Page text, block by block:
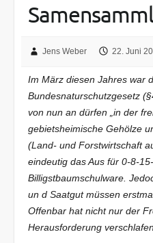
Jens Weber 22. Juni
Im März diesen Jahres war
Bundesnaturschutzgesetz
von nun an dürfen „in der
gebietsheimische Gehölze
(Land- und Forstwirtschaft
eindeutig das Aus für 0-8-
Billigstbaumschulware.
un d Saatgut müssen
Offenbar hat nicht nur der
Herausforderung